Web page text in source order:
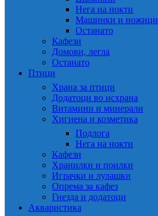
Нега на нокти
Машинки и ножици
Останато
Кафези
Домови, легла
Останато
Птици
Храна за птици
Додатоци во исхрана
Витамини и минерали
Хигиена и козметика
Подлога
Нега на нокти
Кафези
Хранилки и поилки
Играчки и лулашки
Опрема за кафез
Гнезда и додатоци
Акваристика